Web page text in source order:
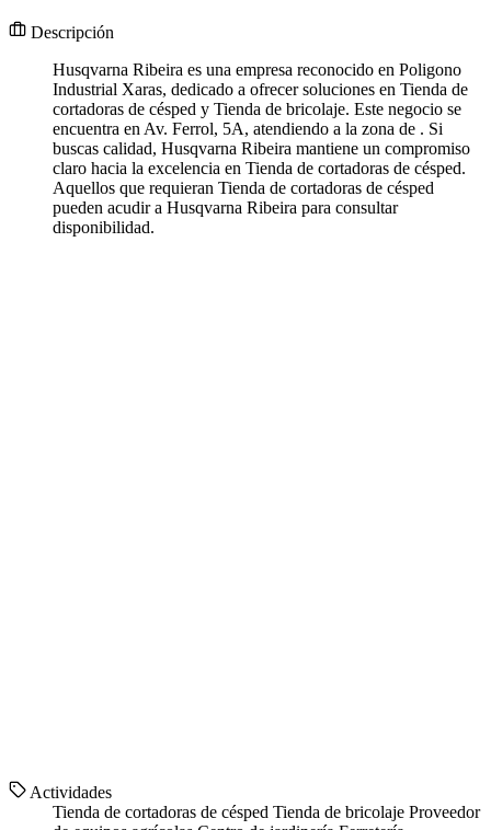
Descripción
Husqvarna Ribeira es una empresa reconocido en Poligono
Industrial Xaras, dedicado a ofrecer soluciones en Tienda de
cortadoras de césped y Tienda de bricolaje. Este negocio se
encuentra en Av. Ferrol, 5A, atendiendo a la zona de . Si
buscas calidad, Husqvarna Ribeira mantiene un compromiso
claro hacia la excelencia en Tienda de cortadoras de césped.
Aquellos que requieran Tienda de cortadoras de césped
pueden acudir a Husqvarna Ribeira para consultar
disponibilidad.
Actividades
Tienda de cortadoras de césped Tienda de bricolaje Proveedor